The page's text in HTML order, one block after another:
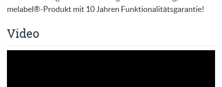
melabel®-Produkt mit 10 Jahren Funktionalitätsgarantie!
Video